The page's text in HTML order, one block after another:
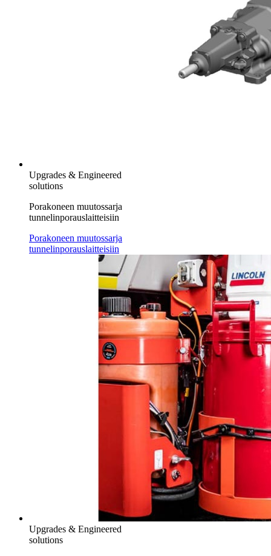
Upgrades & Engineered
solutions
Porakoneen muutossarja
tunnelinporauslaitteisiin
Porakoneen muutossarja
tunnelinporauslaitteisiin
Upgrades & Engineered
solutions